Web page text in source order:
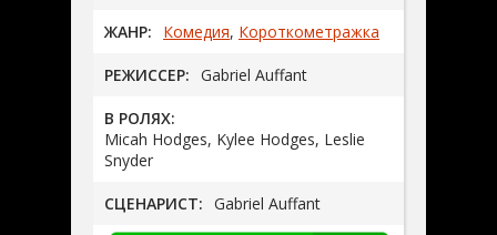
ЖАНР: Комедия, Короткометражка
РЕЖИССЕР: Gabriel Auffant
В РОЛЯХ:
Micah Hodges, Kylee Hodges, Leslie
Snyder
СЦЕНАРИСТ: Gabriel Auffant